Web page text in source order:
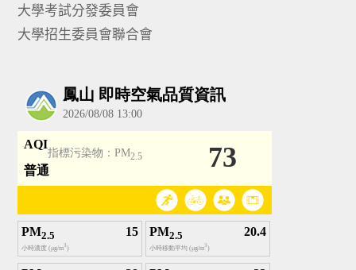
大學考試分發委員會
大學招生委員會聯合會